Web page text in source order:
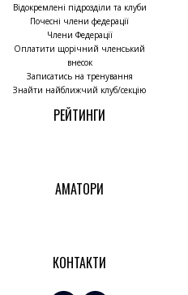
Відокремлені підрозділи та клуби
Почесні члени федерації
Члени Федерації
Оплатити щорічний членський
внесок
Записатись на тренування
Знайти найближчий клуб/секцію
РЕЙТИНГИ
АМАТОРИ
КОНТАКТИ